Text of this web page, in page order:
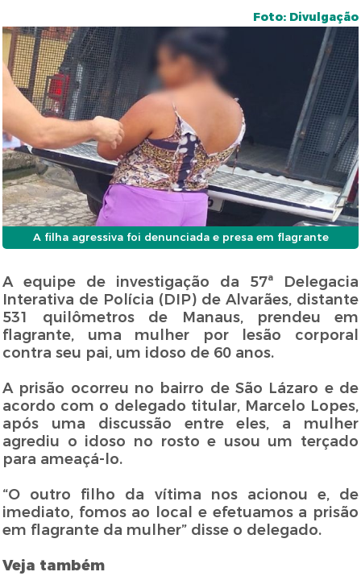
Foto: Divulgação
A filha agressiva foi denunciada e presa em flagrante
A equipe de investigação da 57ª Delegacia
Interativa de Polícia (DIP) de Alvarães, distante
531 quilômetros de Manaus, prendeu em
flagrante, uma mulher por lesão corporal
contra seu pai, um idoso de 60 anos.
A prisão ocorreu no bairro de São Lázaro e de
acordo com o delegado titular, Marcelo Lopes,
após uma discussão entre eles, a mulher
agrediu o idoso no rosto e usou um terçado
para ameaçá-lo.
“O outro filho da vítima nos acionou e, de
imediato, fomos ao local e efetuamos a prisão
em flagrante da mulher” disse o delegado.
Veja também